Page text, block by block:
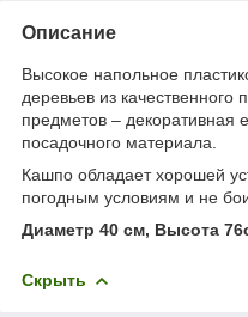
Описание
Высокое напольное
деревьев из
предметов – декоративная
посадочного материала.
Кашпо обладает хорошей
погодным условиям и не
Диаметр 40 см, Высота
Скрыть